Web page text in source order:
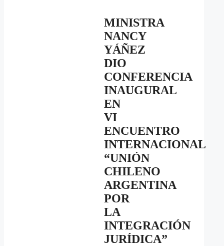
MINISTRA
NANCY
YÁÑEZ
DIO
CONFERENCIA
INAUGURAL
EN
VI
ENCUENTRO
INTERNACIONAL
“UNIÓN
CHILENO
ARGENTINA
POR
LA
INTEGRACIÓN
JURÍDICA”